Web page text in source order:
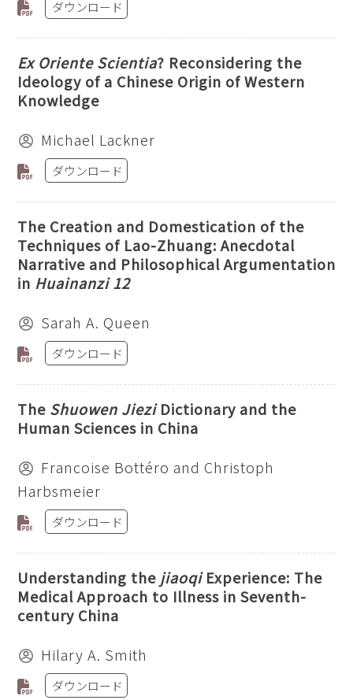
ダウンロード
Ex Oriente Scientia? Reconsidering the
Ideology of a Chinese Origin of Western
Knowledge
Michael Lackner
ダウンロード
The Creation and Domestication of the
Techniques of Lao-Zhuang: Anecdotal
Narrative and Philosophical Argumentation
in Huainanzi 12
Sarah A. Queen
ダウンロード
The Shuowen JieziDictionary and the
Human Sciences in China
Francoise Bottéro and Christoph
Harbsmeier
ダウンロード
Understanding the jiaoqiExperience: The
Medical Approach to Illness in Seventh-
century China
Hilary A. Smith
ダウンロード